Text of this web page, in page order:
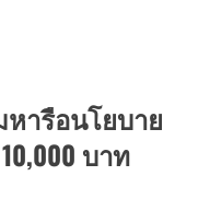
หารือนโยบาย
บาท